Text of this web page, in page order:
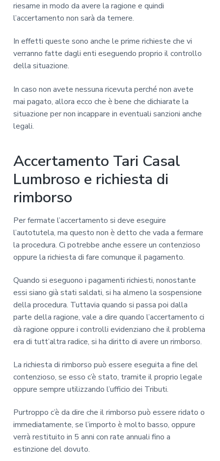
riesame in modo da avere la ragione e quindi
l’accertamento non sarà da temere.
In effetti queste sono anche le prime richieste che vi
verranno fatte dagli enti eseguendo proprio il controllo
della situazione.
In caso non avete nessuna ricevuta perché non avete
mai pagato, allora ecco che è bene che dichiarate la
situazione per non incappare in eventuali sanzioni anche
legali.
Accertamento Tari Casal
Lumbroso e richiesta di
rimborso
Per fermate l’accertamento si deve eseguire
l’autotutela, ma questo non è detto che vada a fermare
la procedura. Ci potrebbe anche essere un contenzioso
oppure la richiesta di fare comunque il pagamento.
Quando si eseguono i pagamenti richiesti, nonostante
essi siano già stati saldati, si ha almeno la sospensione
della procedura. Tuttavia quando si passa poi dalla
parte della ragione, vale a dire quando l’accertamento ci
dà ragione oppure i controlli evidenziano che il problema
era di tutt’altra radice, si ha diritto di avere un rimborso.
La richiesta di rimborso può essere eseguita a fine del
contenzioso, se esso c’è stato, tramite il proprio legale
oppure sempre utilizzando l’ufficio dei Tributi.
Purtroppo c’è da dire che il rimborso può essere ridato o
immediatamente, se l’importo è molto basso, oppure
verrà restituito in 5 anni con rate annuali fino a
estinzione del dovuto.